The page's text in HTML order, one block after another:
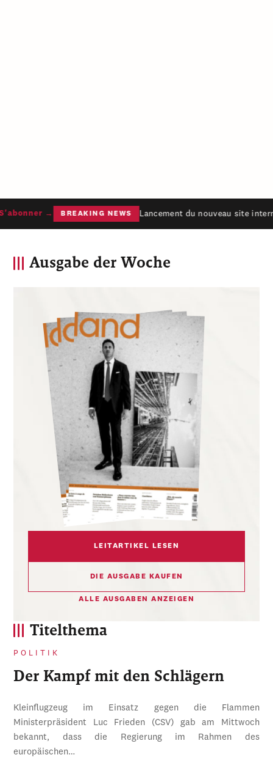
→ BREAKING NEWS Lancement du nouveau site
Titelthema
POLITIK
Der Kampf mit den Schlägern
Kleinflugzeug im Einsatz gegen die Flammen
Ministerpräsident Luc Frieden (CSV) gab am Mittwoch
bekannt, dass die Regierung im Rahmen des
europäischen…
Ausgabe der Woche
LEITARTIKEL LESEN
DIE AUSGABE KAUFEN
ALLE AUSGABEN ANZEIGEN